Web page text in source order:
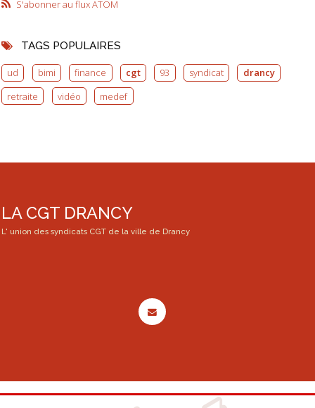
S'abonner au flux ATOM
TAGS POPULAIRES
ud bimi finance cgt 93 syndicat
drancy
retraite
vidéo medef
LA CGT DRANCY
L' union des syndicats CGT de la ville de Drancy